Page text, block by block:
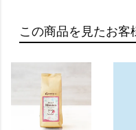
この商品を見たお客